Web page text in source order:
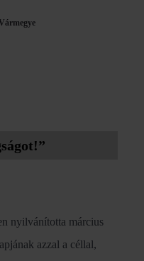
nyilvánította március
azzal a céllal,